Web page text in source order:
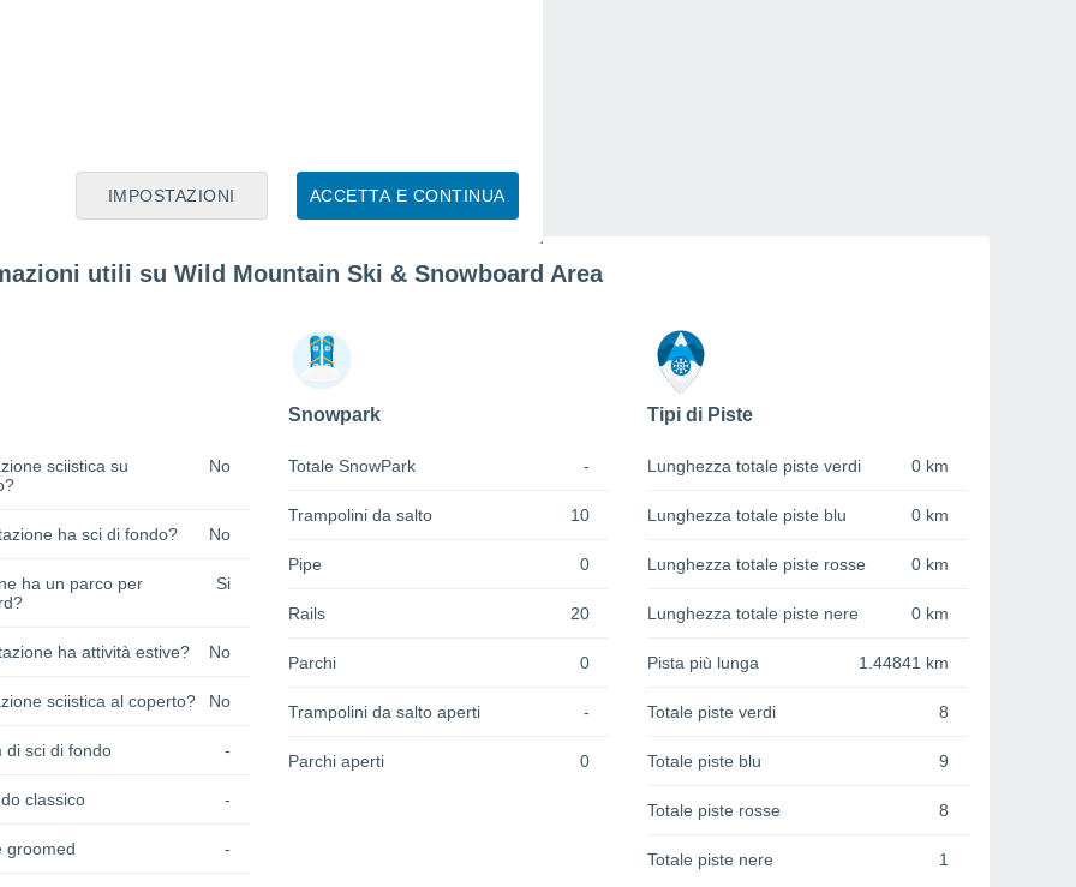
ACCETTA E CONTINUA
IMPOSTAZIONI
utili su Wild Mountain Ski & Snowboard Area
sciistica su
No
ha sci di fondo? No
ha un parco per
Si
ha attività estive? No
sciistica al coperto? No
di sci di fondo -
classico -
groomed -
Snowpark
Totale SnowPark -
Trampolini da salto 10
Pipe 0
Rails 20
Parchi 0
Trampolini da salto aperti -
Parchi aperti 0
Tipi di Piste
Lunghezza totale piste verdi 0 km
Lunghezza totale piste blu 0 km
Lunghezza totale piste rosse 0 km
Lunghezza totale piste nere 0 km
Pista più lunga 1.44841 km
Totale piste verdi 8
Totale piste blu 9
Totale piste rosse 8
Totale piste nere 1